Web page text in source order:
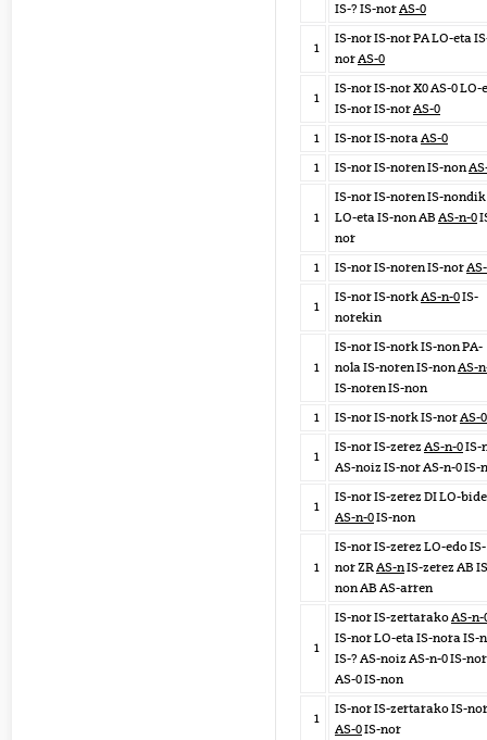
IS-? IS-norAS-0
1
IS-nor IS-nor PA LO-eta
norAS-0
1
IS-nor IS-nor X0 AS-0 LO-
IS-nor IS-norAS-0
1
IS-nor IS-noraAS-0
1
IS-nor IS-noren IS-non
1
IS-nor IS-noren IS-nondik
LO-eta IS-non AB AS-n-0
nor
1
IS-nor IS-noren IS-nor
1
IS-nor IS-norkAS-n-0IS-
norekin
1
IS-nor IS-nork IS-non PA-
nola IS-noren IS-nonAS-
IS-noren IS-non
1
IS-nor IS-nork IS-norAS-0
1
IS-nor IS-zerez AS-n-0IS-
AS-noiz IS-nor AS-n-0 IS-
1
IS-nor IS-zerez DI LO-
AS-n-0IS-non
1
IS-nor IS-zerez LO-edo IS-
nor ZRAS-nIS-zerez AB
non AB AS-arren
1
IS-nor IS-zertarakoAS-n-
IS-nor LO-eta IS-nora IS-
IS-? AS-noiz AS-n-0 IS-nor
AS-0 IS-non
1
IS-nor IS-zertarako IS-nor
AS-0IS-nor